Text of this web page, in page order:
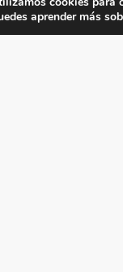
aprender más